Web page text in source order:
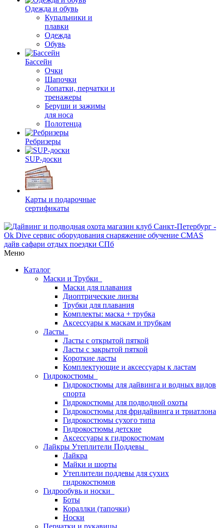
Одежда и обувь
Купальники и
плавки
Одежда
Обувь
Бассейн
Очки
Шапочки
Лопатки, перчатки и
тренажеры
Беруши и зажимы
для носа
Полотенца
Ребризеры
SUP-доски
Карты и подарочные
сертификаты
Меню
Каталог
Маски и Трубки
Маски для плавания
Диоптрические линзы
Трубки для плавания
Комплекты: маска + трубка
Аксессуары к маскам и трубкам
Ласты
Ласты с открытой пяткой
Ласты с закрытой пяткой
Короткие ласты
Комплектующие и аксессуары к ластам
Гидрокостюмы
Гидрокостюмы для дайвинга и водных видов
спорта
Гидрокостюмы для подводной охоты
Гидрокостюмы для фридайвинга и триатлона
Гидрокостюмы сухого типа
Гидрокостюмы детские
Аксессуары к гидрокостюмам
Лайкры Утеплители Поддевы
Лайкра
Майки и шорты
Утеплители поддевы для сухих
гидрокостюмов
Гидрообувь и носки
Боты
Кораллки (тапочки)
Носки
Перчатки и рукавицы